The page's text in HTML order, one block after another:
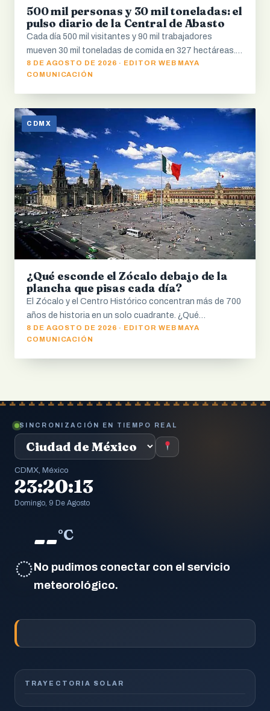
500 mil personas y 30 mil toneladas: el
pulso diario de la Central de Abasto
Cada día 500 mil visitantes y 90 mil trabajadores
mueven 30 mil toneladas de comida en 327 hectáreas.…
8 DE AGOSTO DE 2026 · EDITOR WEB MAYA
COMUNICACIÓN
CDMX
¿Qué esconde el Zócalo debajo de la
plancha que pisas cada día?
El Zócalo y el Centro Histórico concentran más de 700
años de historia en un solo cuadrante. ¿Qué…
8 DE AGOSTO DE 2026 · EDITOR WEB MAYA
COMUNICACIÓN
SINCRONIZACIÓN EN TIEMPO REAL
CDMX, México
23:20:14
Domingo, 9 De Agosto
◌
--°C
No pudimos conectar con el servicio
meteorológico.
TRAYECTORIA SOLAR